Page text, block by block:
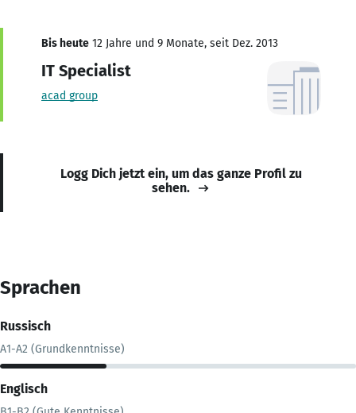
Bis heute 12 Jahre und 9 Monate, seit Dez. 2013
IT Specialist
acad group
Logg Dich jetzt ein, um das ganze Profil zu
sehen.
Sprachen
Russisch
A1-A2 (Grundkenntnisse)
Englisch